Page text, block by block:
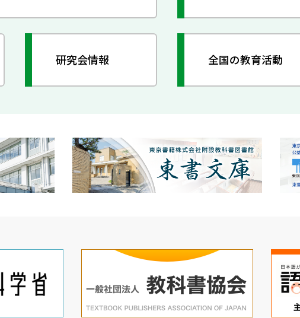
研究会情報 全国の教育活動